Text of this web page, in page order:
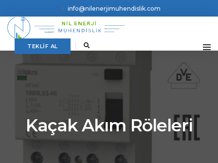
info@nilenerjimuhendislik.com
TEKLİF AL
Kaçak Akım Röleleri